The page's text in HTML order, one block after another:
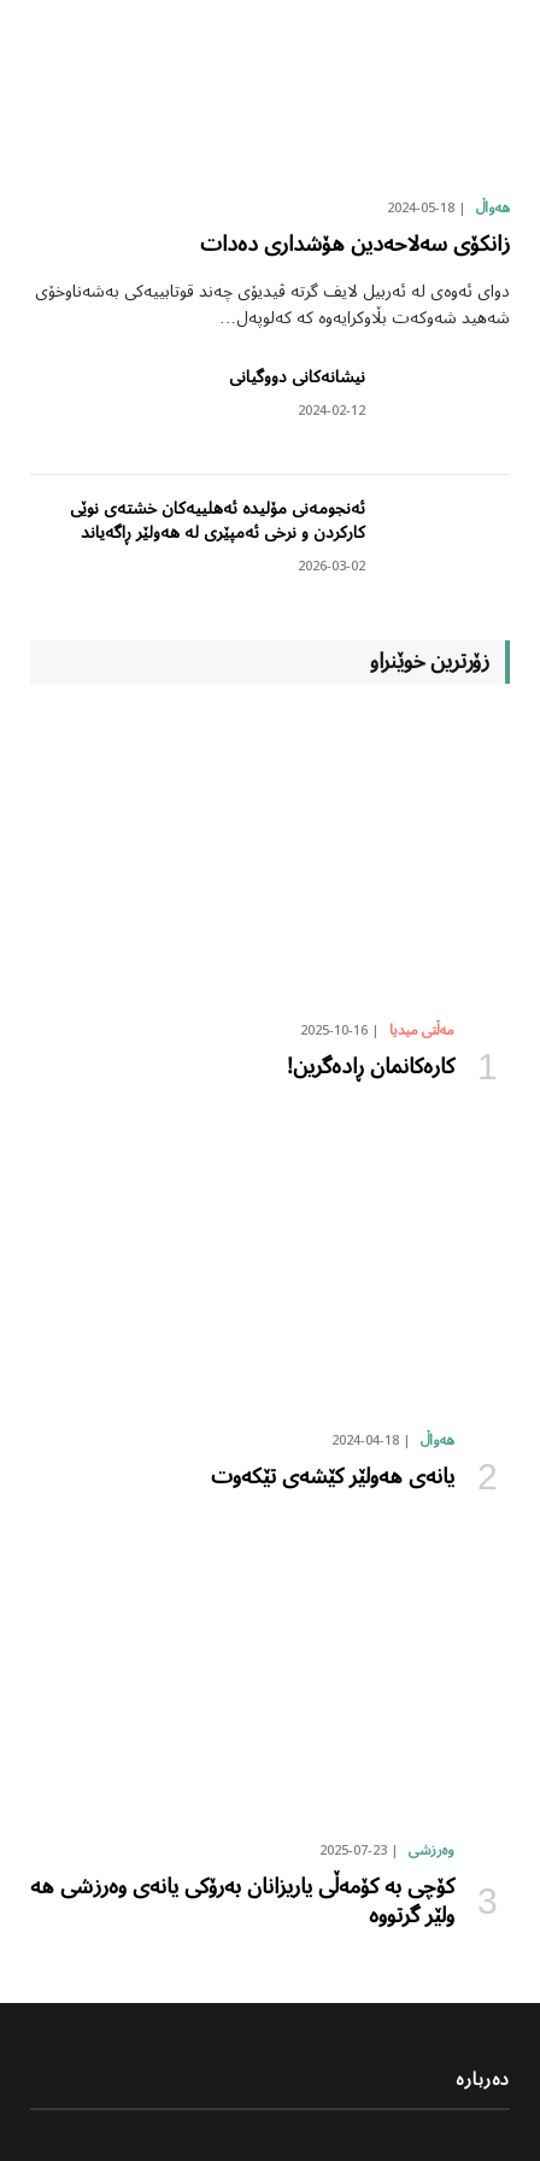
هەواڵ 2024-05-18
زانکۆی سەلاحەدین هۆشداری دەدات
دوای ئەوەی لە ئەربیل لایف گرتە ڤیدیۆی چەند قوتابییەکی بەشەناوخۆی
شەهید شەوکەت بڵاوکرایەوە کە کەلوپەل…
نیشانەکانی دووگیانی
2024-02-12
ئەنجومەنی مۆلیدە ئەهلییەکان خشتەی نوێی
کارکردن و نرخی ئەمپێری لە هەولێر ڕاگەیاند
2026-03-02
زۆرترین خوێنراو
مەڵتی میدیا 2025-10-16
کارەکانمان ڕادەگرین!
هەواڵ 2024-04-18
یانەی هەولێر کێشەی تێکەوت
وەرزشی 2025-07-23
کۆچی بە کۆمەڵی یاریزانان بەرۆکی یانەی وەرزشی هە
ولێر گرتووە
دەربارە